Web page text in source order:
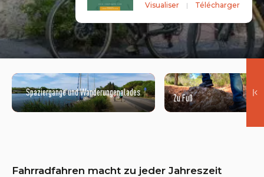
Visualiser Télécharger
Spaziergänge und Wanderungenalades
Zu Fuß
Fahrradfahren macht zu jeder Jahreszeit